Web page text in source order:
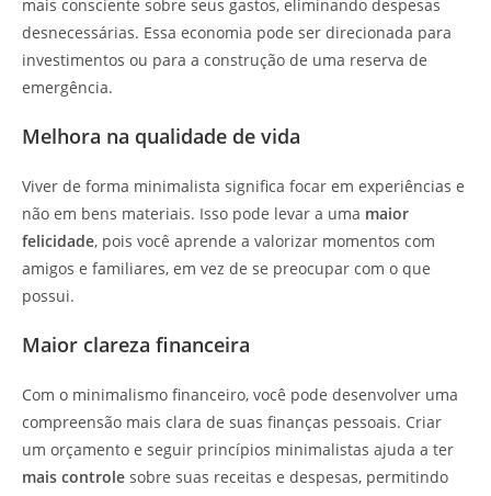
mais consciente sobre seus gastos, eliminando despesas
desnecessárias. Essa economia pode ser direcionada para
investimentos ou para a construção de uma reserva de
emergência.
Melhora na qualidade de vida
Viver de forma minimalista significa focar em experiências e
não em bens materiais. Isso pode levar a uma maior
felicidade, pois você aprende a valorizar momentos com
amigos e familiares, em vez de se preocupar com o que
possui.
Maior clareza financeira
Com o minimalismo financeiro, você pode desenvolver uma
compreensão mais clara de suas finanças pessoais. Criar
um orçamento e seguir princípios minimalistas ajuda a ter
mais controle sobre suas receitas e despesas, permitindo